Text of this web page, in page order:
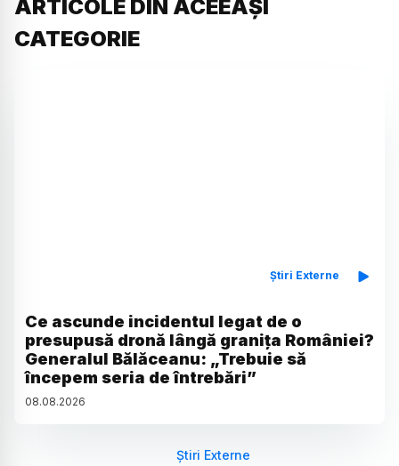
ARTICOLE DIN ACEEAȘI
CATEGORIE
Știri Externe
Ce ascunde incidentul legat de o
presupusă dronă lângă granița României?
Generalul Bălăceanu: „Trebuie să
începem seria de întrebări”
08.08.2026
Știri Externe